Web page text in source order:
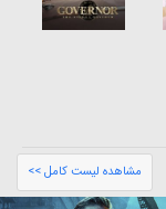
مشاهده لیست کامل >>